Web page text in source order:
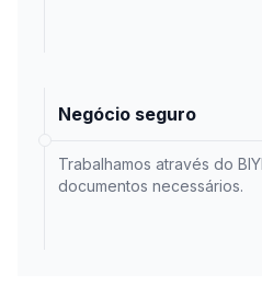
Negócio seguro
Trabalhamos através do
documentos necessários.